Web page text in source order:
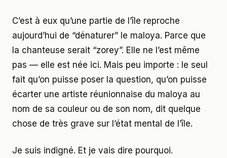
C’est à eux qu’une partie de l’île reproche
aujourd’hui de “dénaturer” le maloya. Parce que
la chanteuse serait “zorey”. Elle ne l’est même
pas — elle est née ici. Mais peu importe : le seul
fait qu’on puisse poser la question, qu’on puisse
écarter une artiste réunionnaise du maloya au
nom de sa couleur ou de son nom, dit quelque
chose de très grave sur l’état mental de l’île.
Je suis indigné. Et je vais dire pourquoi.